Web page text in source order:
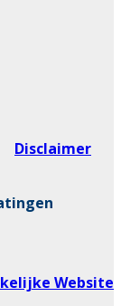
Disclaimer
Website